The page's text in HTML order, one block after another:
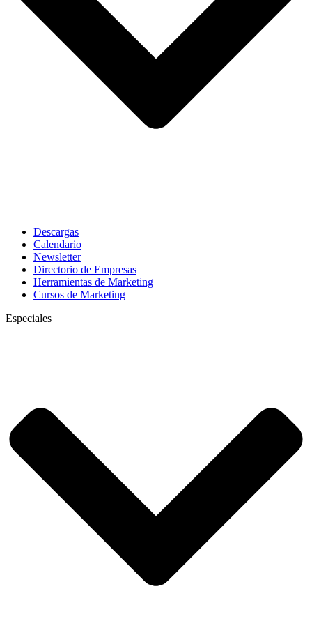
Descargas
Calendario
Newsletter
Directorio de Empresas
Herramientas de Marketing
Cursos de Marketing
Especiales